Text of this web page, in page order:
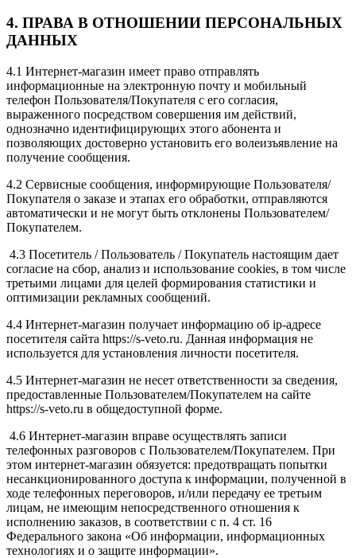
4. ПРАВА В ОТНОШЕНИИ ПЕРСОНАЛЬНЫХ
ДАННЫХ
4.1 Интернет-магазин имеет право отправлять
информационные на электронную почту и мобильный
телефон Пользователя/Покупателя с его согласия,
выраженного посредством совершения им действий,
однозначно идентифицирующих этого абонента и
позволяющих достоверно установить его волеизъявление на
получение сообщения.
4.2 Сервисные сообщения, информирующие Пользователя/
Покупателя о заказе и этапах его обработки, отправляются
автоматически и не могут быть отклонены Пользователем/
Покупателем.
4.3 Посетитель / Пользователь / Покупатель настоящим дает
согласие на сбор, анализ и использование cookies, в том числе
третьими лицами для целей формирования статистики и
оптимизации рекламных сообщений.
4.4 Интернет-магазин получает информацию об ip-адресе
посетителя сайта https://s-veto.ru. Данная информация не
используется для установления личности посетителя.
4.5 Интернет-магазин не несет ответственности за сведения,
предоставленные Пользователем/Покупателем на сайте
https://s-veto.ru в общедоступной форме.
4.6 Интернет-магазин вправе осуществлять записи
телефонных разговоров с Пользователем/Покупателем. При
этом интернет-магазин обязуется: предотвращать попытки
несанкционированного доступа к информации, полученной в
ходе телефонных переговоров, и/или передачу ее третьим
лицам, не имеющим непосредственного отношения к
исполнению заказов, в соответствии с п. 4 ст. 16
Федерального закона «Об информации, информационных
технологиях и о защите информации».